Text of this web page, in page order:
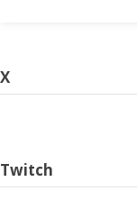
X
Twitch